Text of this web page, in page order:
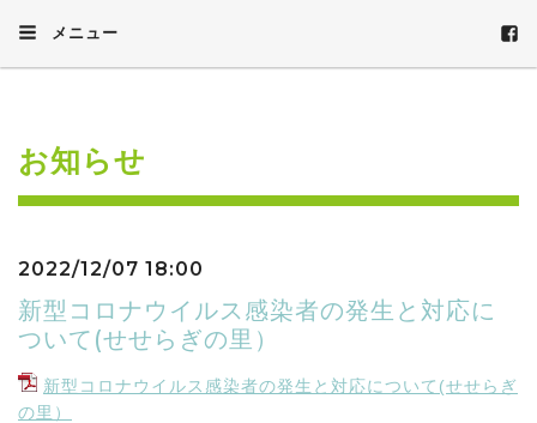
メニュー
お知らせ
2022/12/07 18:00
新型コロナウイルス感染者の発生と対応に
ついて(せせらぎの里）
新型コロナウイルス感染者の発生と対応について(せせらぎ
の里）